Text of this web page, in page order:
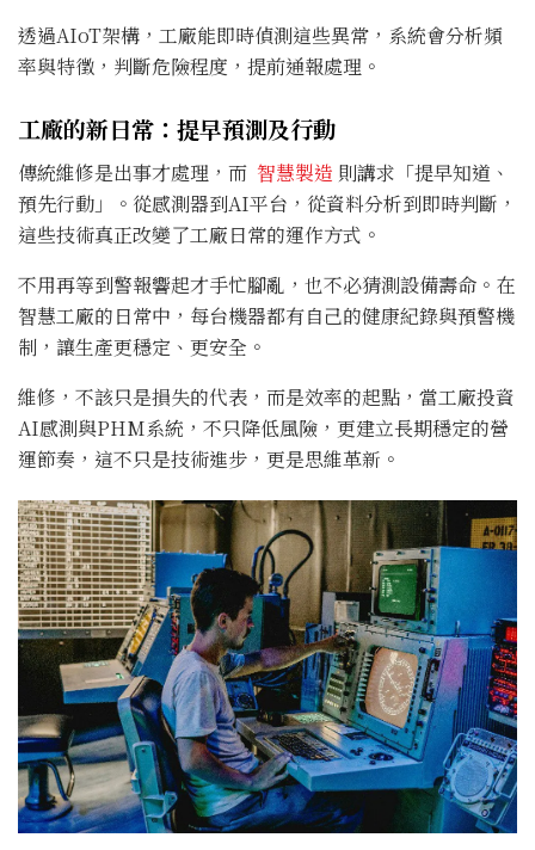
透過AIoT架構，工廠能即時偵測這些異常，系統會分析頻
率與特徵，判斷危險程度，提前通報處理。
工廠的新日常：提早預測及行動
傳統維修是出事才處理，而 智慧製造 則講求「提早知道、
預先行動」。從感測器到AI平台，從資料分析到即時判斷，
這些技術真正改變了工廠日常的運作方式。
不用再等到警報響起才手忙腳亂，也不必猜測設備壽命。在
智慧工廠的日常中，每台機器都有自己的健康紀錄與預警機
制，讓生產更穩定、更安全。
維修，不該只是損失的代表，而是效率的起點，當工廠投資
AI感測與PHM系統，不只降低風險，更建立長期穩定的營
運節奏，這不只是技術進步，更是思維革新。